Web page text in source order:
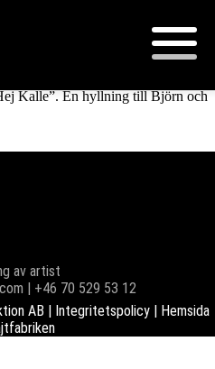
Kalle”. En hyllning till Björn och
av artist
| +46 70 529 53 12
AB | Integritetspolicy| Hemsida